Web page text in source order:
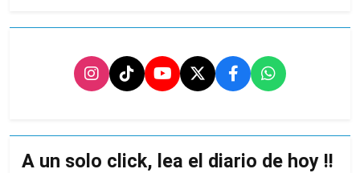
A un solo click, lea el diario de hoy !!